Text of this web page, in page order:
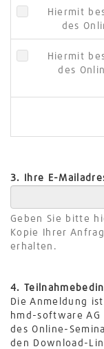
Hiermit
des
Hiermit
des
3. Ihre E-
Geben Sie bitte
Kopie Ihrer
erhalten.
4.
Die Anmeldung
hmd-software
des Online-
den Download-